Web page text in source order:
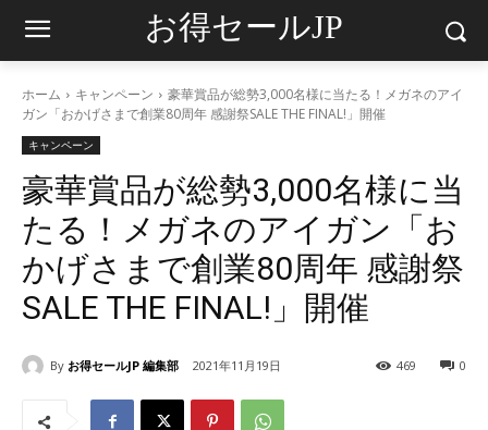
お得セールJP
ホーム キャンペーン
豪華賞品が総勢3,000名様に当たる！メガネのアイ
ガン「おかげさまで創業80周年 感謝祭SALE THE FINAL!」開催
キャンペーン
豪華賞品が総勢3,000名様に当
たる！メガネのアイガン「お
かげさまで創業80周年 感謝祭
SALE THE FINAL!」開催
By お得セールJP 編集部 2021年11月19日 0
469